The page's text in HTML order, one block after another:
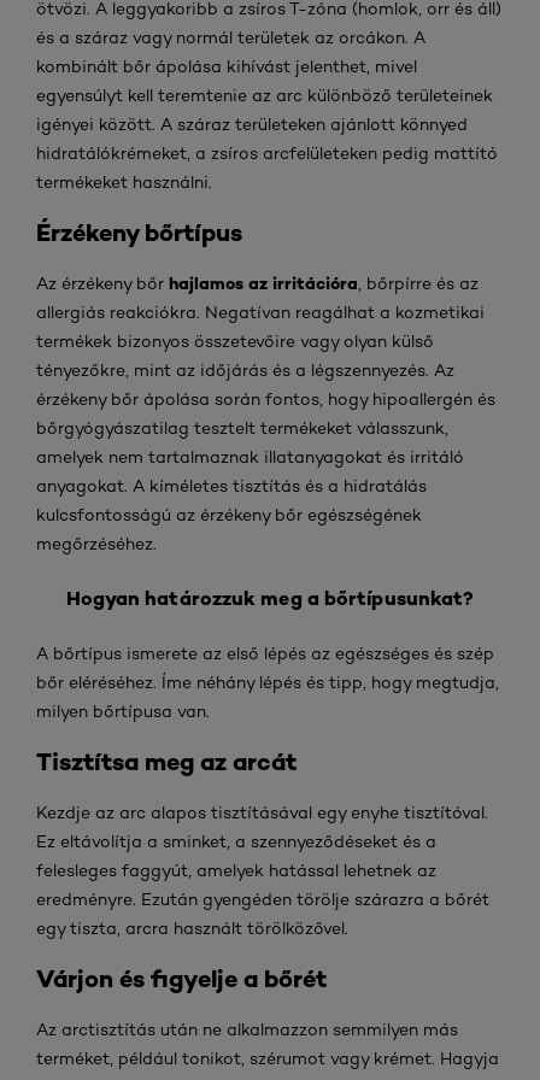
ötvözi. A leggyakoribb a zsíros T-zóna (homlok, orr és áll)
és a száraz vagy normál területek az orcákon. A
kombinált bőr ápolása kihívást jelenthet, mivel
egyensúlyt kell teremtenie az arc különböző területeinek
igényei között. A száraz területeken ajánlott könnyed
hidratálókrémeket, a zsíros arcfelületeken pedig mattító
termékeket használni.
Érzékeny bőrtípus
Az érzékeny bőr hajlamos az irritációra , bőrpírre és az
allergiás reakciókra. Negatívan reagálhat a kozmetikai
termékek bizonyos összetevőire vagy olyan külső
tényezőkre, mint az időjárás és a légszennyezés. Az
érzékeny bőr ápolása során fontos, hogy hipoallergén és
bőrgyógyászatilag tesztelt termékeket válasszunk,
amelyek nem tartalmaznak illatanyagokat és irritáló
anyagokat. A kíméletes tisztítás és a hidratálás
kulcsfontosságú az érzékeny bőr egészségének
megőrzéséhez.
Hogyan határozzuk meg a bőrtípusunkat?
A bőrtípus ismerete az első lépés az egészséges és szép
bőr eléréséhez. Íme néhány lépés és tipp, hogy megtudja,
milyen bőrtípusa van.
Tisztítsa meg az arcát
Kezdje az arc alapos tisztításával egy enyhe tisztítóval.
Ez eltávolítja a sminket, a szennyeződéseket és a
felesleges faggyút, amelyek hatással lehetnek az
eredményre. Ezután gyengéden törölje szárazra a bőrét
egy tiszta, arcra használt törölközővel.
Várjon és figyelje a bőrét
Az arctisztítás után ne alkalmazzon semmilyen más
terméket, például tonikot, szérumot vagy krémet. Hagyja